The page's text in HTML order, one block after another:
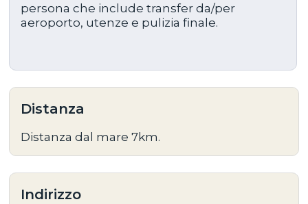
persona che include transfer da/per
aeroporto, utenze e pulizia finale.
Distanza
Distanza dal mare 7km.
Indirizzo